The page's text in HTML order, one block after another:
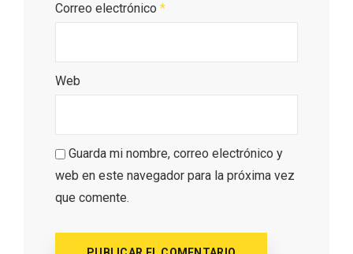
Correo electrónico *
Web
Guarda mi nombre, correo electrónico y
web en este navegador para la próxima vez
que comente.
Itinerarios musicales en San Miguel del
Pino 2026